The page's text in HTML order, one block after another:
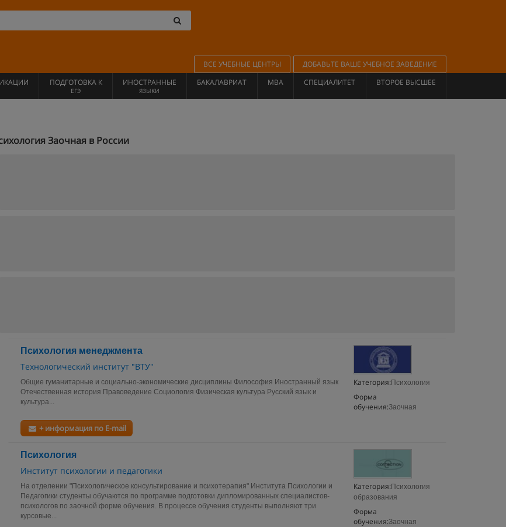
ВСЕ УЧЕБНЫЕ ЦЕНТРЫ
ДОБАВЬТЕ ВАШЕ УЧЕБНОЕ ЗАВЕДЕНИЕ
ПОДГОТОВКА К
ЕГЭ
ИНОСТРАННЫЕ
ЯЗЫКИ
БАКАЛАВРИАТ MBA СПЕЦИАЛИТЕТ ВТОРОЕ ВЫСШЕЕ
Заочная в России
Психология менеджмента
Технологический институт "ВТУ"
Категория: Психология
Форма
обучения:Заочная
Общие гуманитарные и социально-экономические дисциплины Философия Иностранный язык
Отечественная история Правоведение Социология Физическая культура Русский язык и
культура...
+ информация по E-mail
Психология
Институт психологии и педагогики
Категория: Психология
образования
Форма
обучения:Заочная
На отделении "Психологическое консультирование и психотерапия" Института Психологии и
Педагогики студенты обучаются по программе подготовки дипломированных специалистов-
психологов по заочной форме обучения. В процессе обучения студенты выполняют три
курсовые...